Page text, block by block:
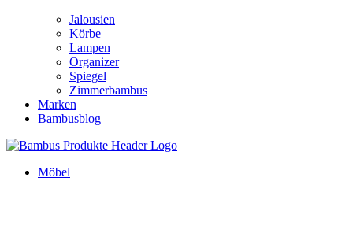
Jalousien
Körbe
Lampen
Organizer
Spiegel
Zimmerbambus
Marken
Bambusblog
Möbel